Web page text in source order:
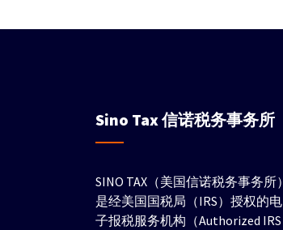
Sino Tax信诺税务事务所
SINO TAX（美国信诺税务事务所）
是经美国国税局（IRS）授权的电
子报税服务机构（Authorized IRS